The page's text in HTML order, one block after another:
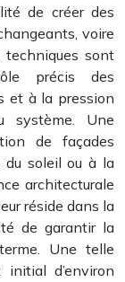
de créer des
voire
sont
précis des
et à la pression
système. Une
de façades
du soleil ou à la
architecturale
réside dans la
de garantir la
Une telle
d’environ